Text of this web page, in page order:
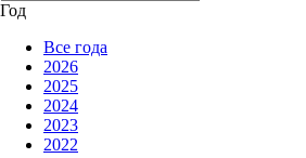
Год
Все года
2026
2025
2024
2023
2022